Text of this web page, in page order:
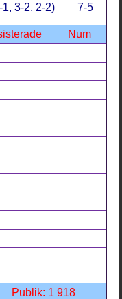
1, 3-2, 2-2) 7-5
Num
Publik: 1 918